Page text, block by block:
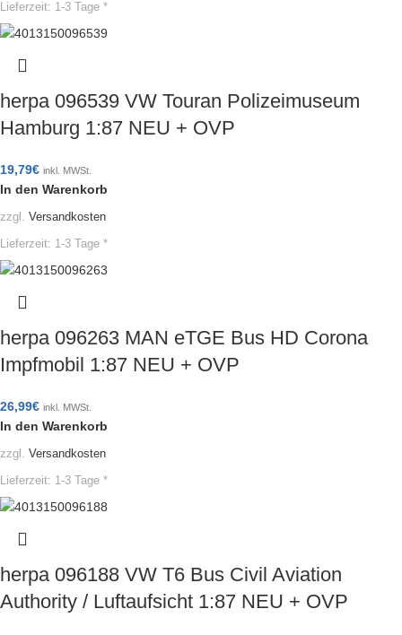
Lieferzeit: 1-3 Tage *
herpa 096539 VW Touran Polizeimuseum
Hamburg 1:87 NEU + OVP
19,79€ inkl. MWSt.
In den Warenkorb
zzgl. Versandkosten
Lieferzeit: 1-3 Tage *
herpa 096263 MAN eTGE Bus HD Corona
Impfmobil 1:87 NEU + OVP
26,99€ inkl. MWSt.
In den Warenkorb
zzgl. Versandkosten
Lieferzeit: 1-3 Tage *
herpa 096188 VW T6 Bus Civil Aviation
Authority / Luftaufsicht 1:87 NEU + OVP